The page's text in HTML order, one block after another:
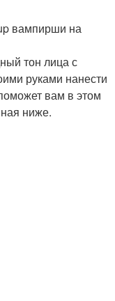
вампирши на
тон лица с
руками нанести
вам в этом
ниже.